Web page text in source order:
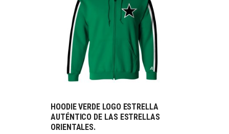
SELECCIONAR OPCIONES
HOODIE VERDE LOGO ESTRELLA
AUTÉNTICO DE LAS ESTRELLAS
ORIENTALES.